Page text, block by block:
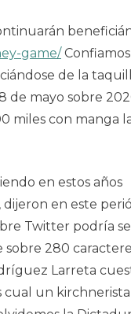
game/
de la
de mayo sobre
miles con manga
en estos años
dijeron en este
Twitter podrí­a
sobre 280
Larreta
cual un kirchnerista